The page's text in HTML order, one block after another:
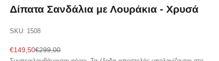
Δίπατα Σανδάλια με Λουράκια - Χρυσά
SKU: 1508
Τιμή πώλησης
€149,50Κανονική τιμή
€299,00